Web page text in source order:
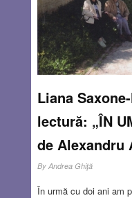
Liana
lectură: „ÎN
de Alexandru
By Andrea Ghiţă
În urmă cu doi ani am